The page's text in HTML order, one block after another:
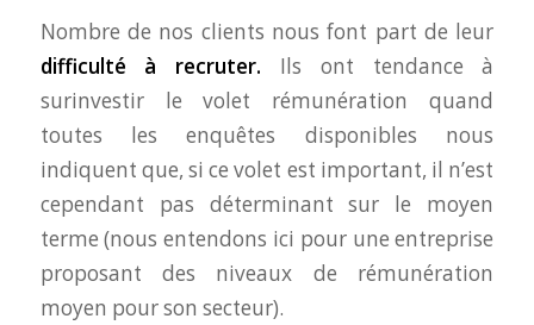
Nombre de nos clients nous font part de leur
difficulté à recruter. Ils ont tendance à
surinvestir le volet rémunération quand
toutes les enquêtes disponibles nous
indiquent que, si ce volet est important, il n’est
cependant pas déterminant sur le moyen
terme (nous entendons ici pour une entreprise
proposant des niveaux de rémunération
moyen pour son secteur).